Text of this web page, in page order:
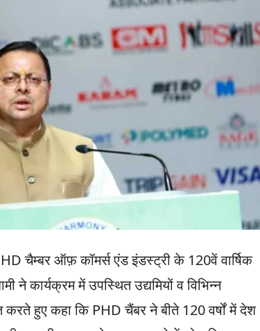
चैम्बर ऑफ़ कॉमर्स एंड इंडस्ट्री के 120वें वार्षिक
ने कार्यक्रम में उपस्थित उद्यमियों व विभिन्न
करते हुए कहा कि PHD चैंबर ने बीते 120 वर्षों में देश